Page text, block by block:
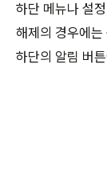
하단 메뉴나 설
해제의 경우에는
하단의 알림 버